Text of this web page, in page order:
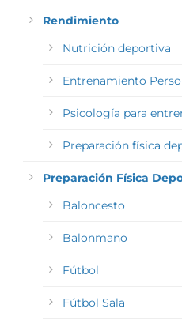
Rendimiento
Nutrición deportiva
Entrenamiento
Psicología para
Preparación física
Preparación Física
Baloncesto
Balonmano
Fútbol
Fútbol Sala